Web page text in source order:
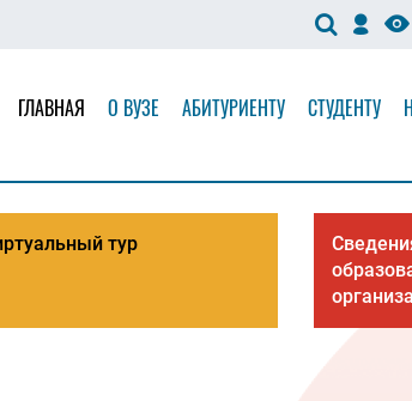
ГЛАВНАЯ О ВУЗЕ АБИТУРИЕНТУ СТУДЕНТУ
тур